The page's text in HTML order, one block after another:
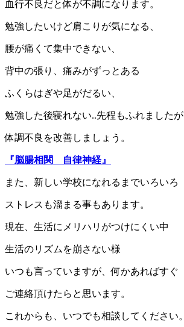
血行不良だと体が不調になります。
勉強したいけど肩こりが気になる、
腰が痛くて集中できない、
背中の張り、痛みがずっとある
ふくらはぎや足がだるい、
勉強した後寝れない..先程もふれましたが
体調不良を改善しましょう。
『脳腸相関 自律神経』
また、新しい学校になれるまでいろいろ
ストレスも溜まる事もあります。
現在、生活にメリハリがつけにくい中
生活のリズムを崩さない様
いつも言っていますが、何かあればすぐ
ご連絡頂けたらと思います。
これからも、いつでも相談してください。